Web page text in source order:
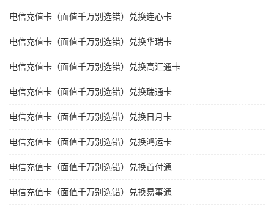
电信充值卡（面值千万别选错）兑换连心卡
电信充值卡（面值千万别选错）兑换华瑞卡
电信充值卡（面值千万别选错）兑换高汇通卡
电信充值卡（面值千万别选错）兑换瑞通卡
电信充值卡（面值千万别选错）兑换日月卡
电信充值卡（面值千万别选错）兑换鸿运卡
电信充值卡（面值千万别选错）兑换首付通
电信充值卡（面值千万别选错）兑换易事通